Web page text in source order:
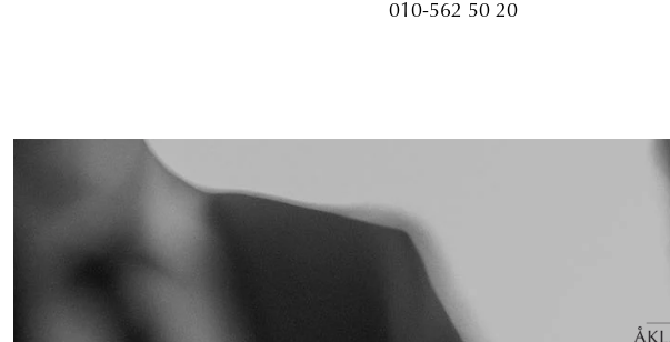
010-562 50 20